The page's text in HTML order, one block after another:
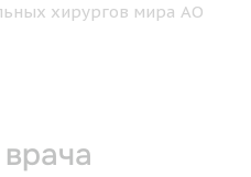
хирургов мира AO